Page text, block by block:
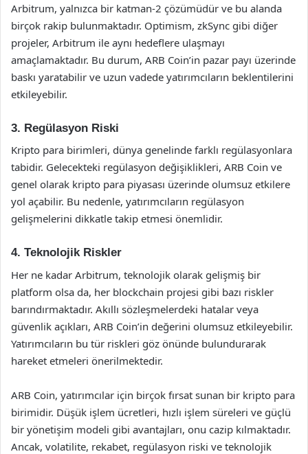
Arbitrum, yalnızca bir katman-2 çözümüdür ve bu alanda
birçok rakip bulunmaktadır. Optimism, zkSync gibi diğer
projeler, Arbitrum ile aynı hedeflere ulaşmayı
amaçlamaktadır. Bu durum, ARB Coin’in pazar payı üzerinde
baskı yaratabilir ve uzun vadede yatırımcıların beklentilerini
etkileyebilir.
3. Regülasyon Riski
Kripto para birimleri, dünya genelinde farklı regülasyonlara
tabidir. Gelecekteki regülasyon değişiklikleri, ARB Coin ve
genel olarak kripto para piyasası üzerinde olumsuz etkilere
yol açabilir. Bu nedenle, yatırımcıların regülasyon
gelişmelerini dikkatle takip etmesi önemlidir.
4. Teknolojik Riskler
Her ne kadar Arbitrum, teknolojik olarak gelişmiş bir
platform olsa da, her blockchain projesi gibi bazı riskler
barındırmaktadır. Akıllı sözleşmelerdeki hatalar veya
güvenlik açıkları, ARB Coin’in değerini olumsuz etkileyebilir.
Yatırımcıların bu tür riskleri göz önünde bulundurarak
hareket etmeleri önerilmektedir.
ARB Coin, yatırımcılar için birçok fırsat sunan bir kripto para
birimidir. Düşük işlem ücretleri, hızlı işlem süreleri ve güçlü
bir yönetişim modeli gibi avantajları, onu cazip kılmaktadır.
Ancak, volatilite, rekabet, regülasyon riski ve teknolojik